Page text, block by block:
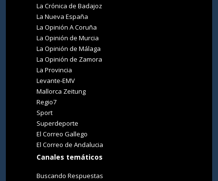
La Crónica de Badajoz
La Nueva España
La Opinión A Coruña
La Opinión de Murcia
La Opinión de Málaga
La Opinión de Zamora
La Provincia
Levante-EMV
Mallorca Zeitung
Regio7
Sport
Superdeporte
El Correo Gallego
El Correo de Andalucia
Canales temáticos
Buscando Respuestas